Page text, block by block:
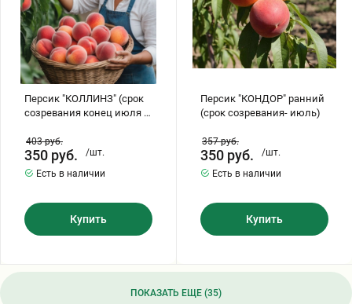
Персик "КОЛЛИНЗ" (срок
созревания конец июля -
403руб.
350 руб.
/шт.
Есть в наличии
Купить
Персик "КОНДОР" ранний
(срок созревания- июль)
357руб.
350 руб.
/шт.
Есть в наличии
Купить
ПОКАЗАТЬ ЕЩЕ (35)